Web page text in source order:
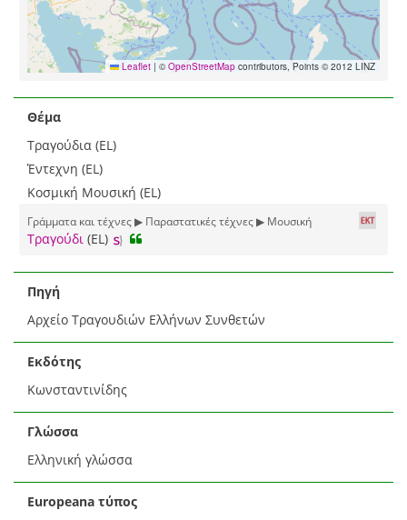
Leaflet | © OpenStreetMap contributors, Points © 2012 LINZ
Θέμα
Τραγούδια (EL)
Έντεχνη (EL)
Κοσμική Μουσική (EL)
Γράμματα και τέχνες ▶ Παραστατικές τέχνες ▶ Μουσική
Τραγούδι (EL)
Πηγή
Αρχείο Τραγουδιών Ελλήνων Συνθετών
Εκδότης
Κωνσταντινίδης
Γλώσσα
Ελληνική γλώσσα
Europeana τύπος